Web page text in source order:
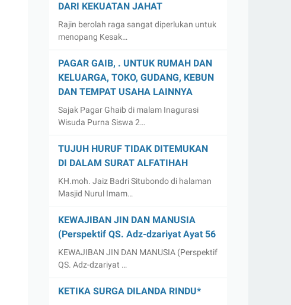
DARI KEKUATAN JAHAT
Rajin berolah raga sangat diperlukan untuk
menopang Kesak…
PAGAR GAIB, . UNTUK RUMAH DAN
KELUARGA, TOKO, GUDANG, KEBUN
DAN TEMPAT USAHA LAINNYA
Sajak Pagar Ghaib di malam Inagurasi
Wisuda Purna Siswa 2…
TUJUH HURUF TIDAK DITEMUKAN
DI DALAM SURAT ALFATIHAH
KH.moh. Jaiz Badri Situbondo di halaman
Masjid Nurul Imam…
KEWAJIBAN JIN DAN MANUSIA
(Perspektif QS. Adz-dzariyat Ayat 56
KEWAJIBAN JIN DAN MANUSIA (Perspektif
QS. Adz-dzariyat …
KETIKA SURGA DILANDA RINDU*